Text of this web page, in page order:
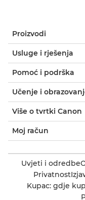
Proizvodi
Usluge i rješenja
Pomoć i podrška
Učenje i
Više o tvrtki Canon
Moj račun
Uvjeti i odredbe
Privatnost
Kupac: gdje